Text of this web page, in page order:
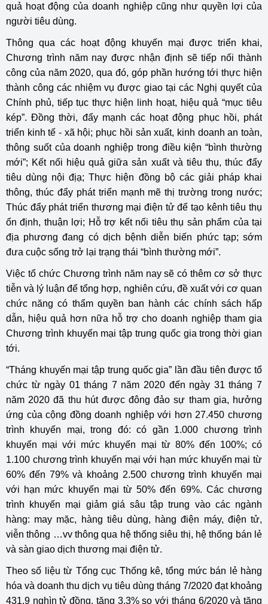
quả hoạt động của doanh nghiệp cũng như quyền lợi của
người tiêu dùng.
Thông qua các hoạt động khuyến mại được triển khai,
Chương trình năm nay được nhận định sẽ tiếp nối thành
công của năm 2020, qua đó, góp phần hướng tới thực hiện
thành công các nhiệm vụ được giao tại các Nghị quyết của
Chính phủ, tiếp tục thực hiện linh hoạt, hiệu quả “mục tiêu
kép”. Đồng thời, đẩy mạnh các hoạt động phục hồi, phát
triển kinh tế - xã hội; phục hồi sản xuất, kinh doanh an toàn,
thông suốt của doanh nghiệp trong điều kiện “bình thường
mới”; Kết nối hiệu quả giữa sản xuất và tiêu thụ, thúc đẩy
tiêu dùng nội địạ; Thực hiện đồng bộ các giải pháp khai
thông, thúc đẩy phát triển mạnh mẽ thị trường trong nước;
Thúc đẩy phát triển thương mại điện tử để tạo kênh tiêu thụ
ổn định, thuận lợi; Hỗ trợ kết nối tiêu thụ sản phẩm của tại
địa phương đang có dịch bệnh diễn biến phức tạp; sớm
đưa cuộc sống trở lại trạng thái “bình thường mới”.
Việc tổ chức Chương trình năm nay sẽ có thêm cơ sở thực
tiễn và lý luận để tổng hợp, nghiên cứu, đề xuất với cơ quan
chức năng có thẩm quyền ban hành các chính sách hấp
dẫn, hiệu quả hơn nữa hỗ trợ cho doanh nghiệp tham gia
Chương trình khuyến mại tập trung quốc gia trong thời gian
tới.
“Tháng khuyến mại tập trung quốc gia” lần đầu tiên được tổ
chức từ ngày 01 tháng 7 năm 2020 đến ngày 31 tháng 7
năm 2020 đã thu hút được đông đảo sự tham gia, hưởng
ứng của cộng đồng doanh nghiệp với hơn 27.450 chương
trình khuyến mại, trong đó: có gần 1.000 chương trình
khuyến mại với mức khuyến mại từ 80% đến 100%; có
1.100 chương trình khuyến mại với hạn mức khuyến mại từ
60% đến 79% và khoảng 2.500 chương trình khuyến mại
với hạn mức khuyến mại từ 50% đến 69%. Các chương
trình khuyến mại giảm giá sâu tập trung vào các ngành
hàng: may mặc, hàng tiêu dùng, hàng điện máy, điện tử,
viễn thông …vv thông qua hệ thống siêu thị, hệ thống bán lẻ
và sàn giao dịch thương mại điện tử.
Theo số liệu từ Tổng cục Thống kê, tổng mức bán lẻ hàng
hóa và doanh thu dịch vụ tiêu dùng tháng 7/2020 đạt khoảng
431,9 nghìn tỷ đồng, tăng 3,3% so với tháng 6/2020 và tăng